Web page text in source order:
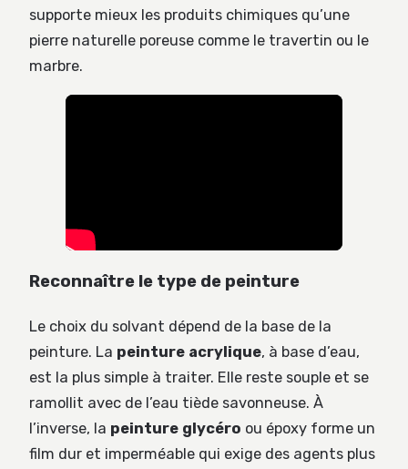
supporte mieux les produits chimiques qu’une
pierre naturelle poreuse comme le travertin ou le
marbre.
Reconnaître le type de peinture
Le choix du solvant dépend de la base de la
peinture. La peinture acrylique, à base d’eau,
est la plus simple à traiter. Elle reste souple et se
ramollit avec de l’eau tiède savonneuse. À
l’inverse, la peinture glycéro ou époxy forme un
film dur et imperméable qui exige des agents plus